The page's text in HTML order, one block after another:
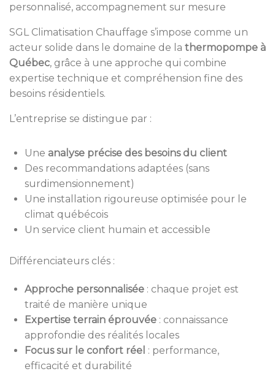
personnalisé, accompagnement sur mesure
SGL Climatisation Chauffage s’impose comme un
acteur solide dans le domaine de la thermopompe à
Québec, grâce à une approche qui combine
expertise technique et compréhension fine des
besoins résidentiels.
L’entreprise se distingue par :
Une analyse précise des besoins du client
Des recommandations adaptées (sans
surdimensionnement)
Une installation rigoureuse optimisée pour le
climat québécois
Un service client humain et accessible
Différenciateurs clés :
Approche personnalisée : chaque projet est
traité de manière unique
Expertise terrain éprouvée : connaissance
approfondie des réalités locales
Focus sur le confort réel : performance,
efficacité et durabilité